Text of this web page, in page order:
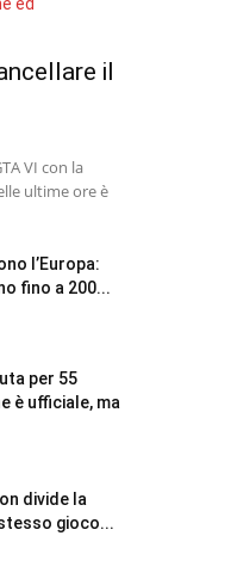
il
VI con la
ultime ore è
l’Europa:
fino a 200...
per 55
è ufficiale, ma
divide la
gioco...